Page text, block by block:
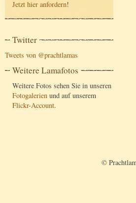
Jetzt hier anfordern!
Twitter
Tweets von @prachtlamas
Weitere Lamafotos
Weitere Fotos sehen Sie in unseren
Fotogalerien und auf unserem
Flickr-Account.
©